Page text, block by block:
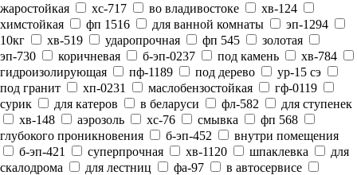
жаростойкая
хс-717 во владивостоке
хв-124
химстойкая
фп 1516 для ванной комнаты
эп-1294
10кг
хв-519 ударопрочная фп 545
золотая
эп-730
коричневая б-эп-0237 под камень
хв-784
гидроизолирующая
пф-1189 под дерево
ур-15 сэ
под гранит
хп-0231 маслобензостойкая
гф-0119
сурик
для катеров в беларуси фл-582
для ступенек
хв-148
аэрозоль хс-76 смывка
фп 568
глубокого проникновения
б-эп-452
внутри помещения
б-эп-421
суперпрочная хв-1120 шпаклевка
для
скалодрома
для лестниц фа-97
в автосервисе